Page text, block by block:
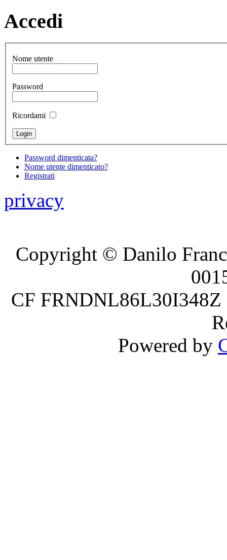
Accedi
Nome utente
Password
Ricordami
Password dimenticata?
Nome utente dimenticato?
Registrati
privacy
Copyright © Danilo
CF
Powered by